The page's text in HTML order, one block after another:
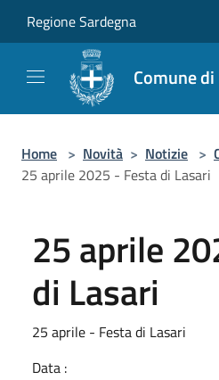
Regione Sardegna
Comune
Home > Novità > Notizie >
25 aprile 2025 - Festa di Lasari
25 aprile
di Lasari
25 aprile - Festa di Lasari
Data :